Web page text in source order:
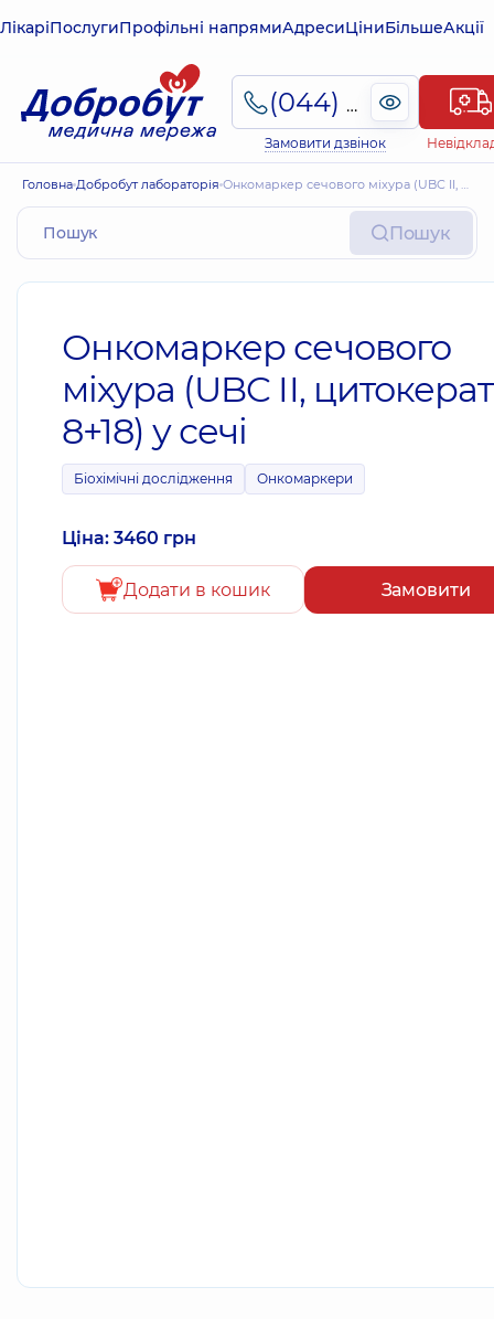
ЛікаріПослугиПрофільні напрямиАдресиЦіниБільшеАкції
(044) 495-2-888
Замовити дзвінок
Головна Добробут лабораторія Онкомаркер сечового міхура (UBC II, цитокератин 8+18) у сечі
Пошук
Онкомаркер сечового
міхура (UBC II,
8+18) у сечі
Біохімічні дослідження Онкомаркери
Ціна: 3460 грн
Додати в кошик Замовити